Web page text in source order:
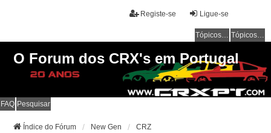
Ligue-se
Registe-se
Tópicos sem resposta Tópicos ativos
O Forum dos CRX's em Portugal
FAQ Pesquisar
Índice do Fórum New Gen CRZ